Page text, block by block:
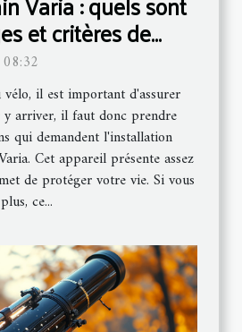
et critères de
il est important d'assurer
arriver, il faut donc prendre
qui demandent l'installation
Cet appareil présente assez
de protéger votre vie. Si vous
ce...